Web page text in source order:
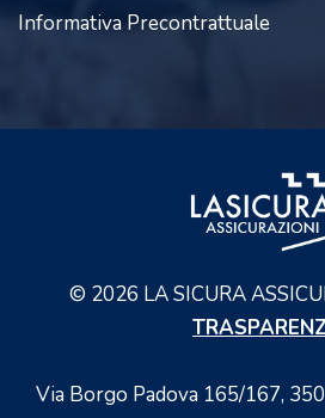
Informativa Precontrattuale
© 2026 LA SICURA
Via Borgo Padova 165/167,